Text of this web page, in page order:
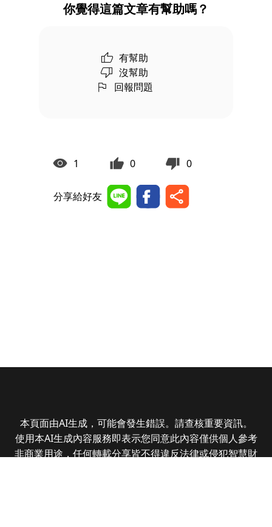
你覺得這篇文章有幫助嗎？
有幫助
沒幫助
回報問題
1 0 0
分享給好友
本頁面由AI生成，可能會發生錯誤。請查核重要資訊。
使用本AI生成內容服務即表示您同意此內容僅供個人參考
非商業用途，任何轉載分享皆不得違反法律或侵犯智慧財